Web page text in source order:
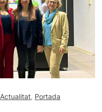
Actualitat, Portada